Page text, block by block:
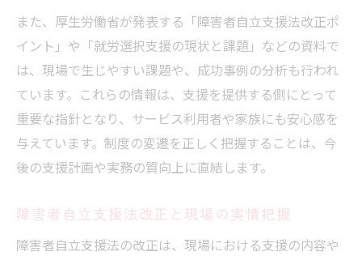
自立支援における就労選択支援の役割
就労選択支援の最新動向と課題把握
厚生労働省が示す支援強化の方向性
就労支援の現状と自立支援のつながり
事例で学ぶ就労選択支援の実践的視点
また、厚生労働省が発表する「障害者自立支援法改正ポ
イント」や「就労選択支援の現状と課題」などの資料で
は、現場で生じやすい課題や、成功事例の分析も行われ
ています。これらの情報は、支援を提供する側にとって
重要な指針となり、サービス利用者や家族にも安心感を
与えています。制度の変遷を正しく把握することは、今
後の支援計画や実務の質向上に直結します。
障害者自立支援法改正と現場の実情把握
障害者自立支援法の改正は、現場における支援の内容や